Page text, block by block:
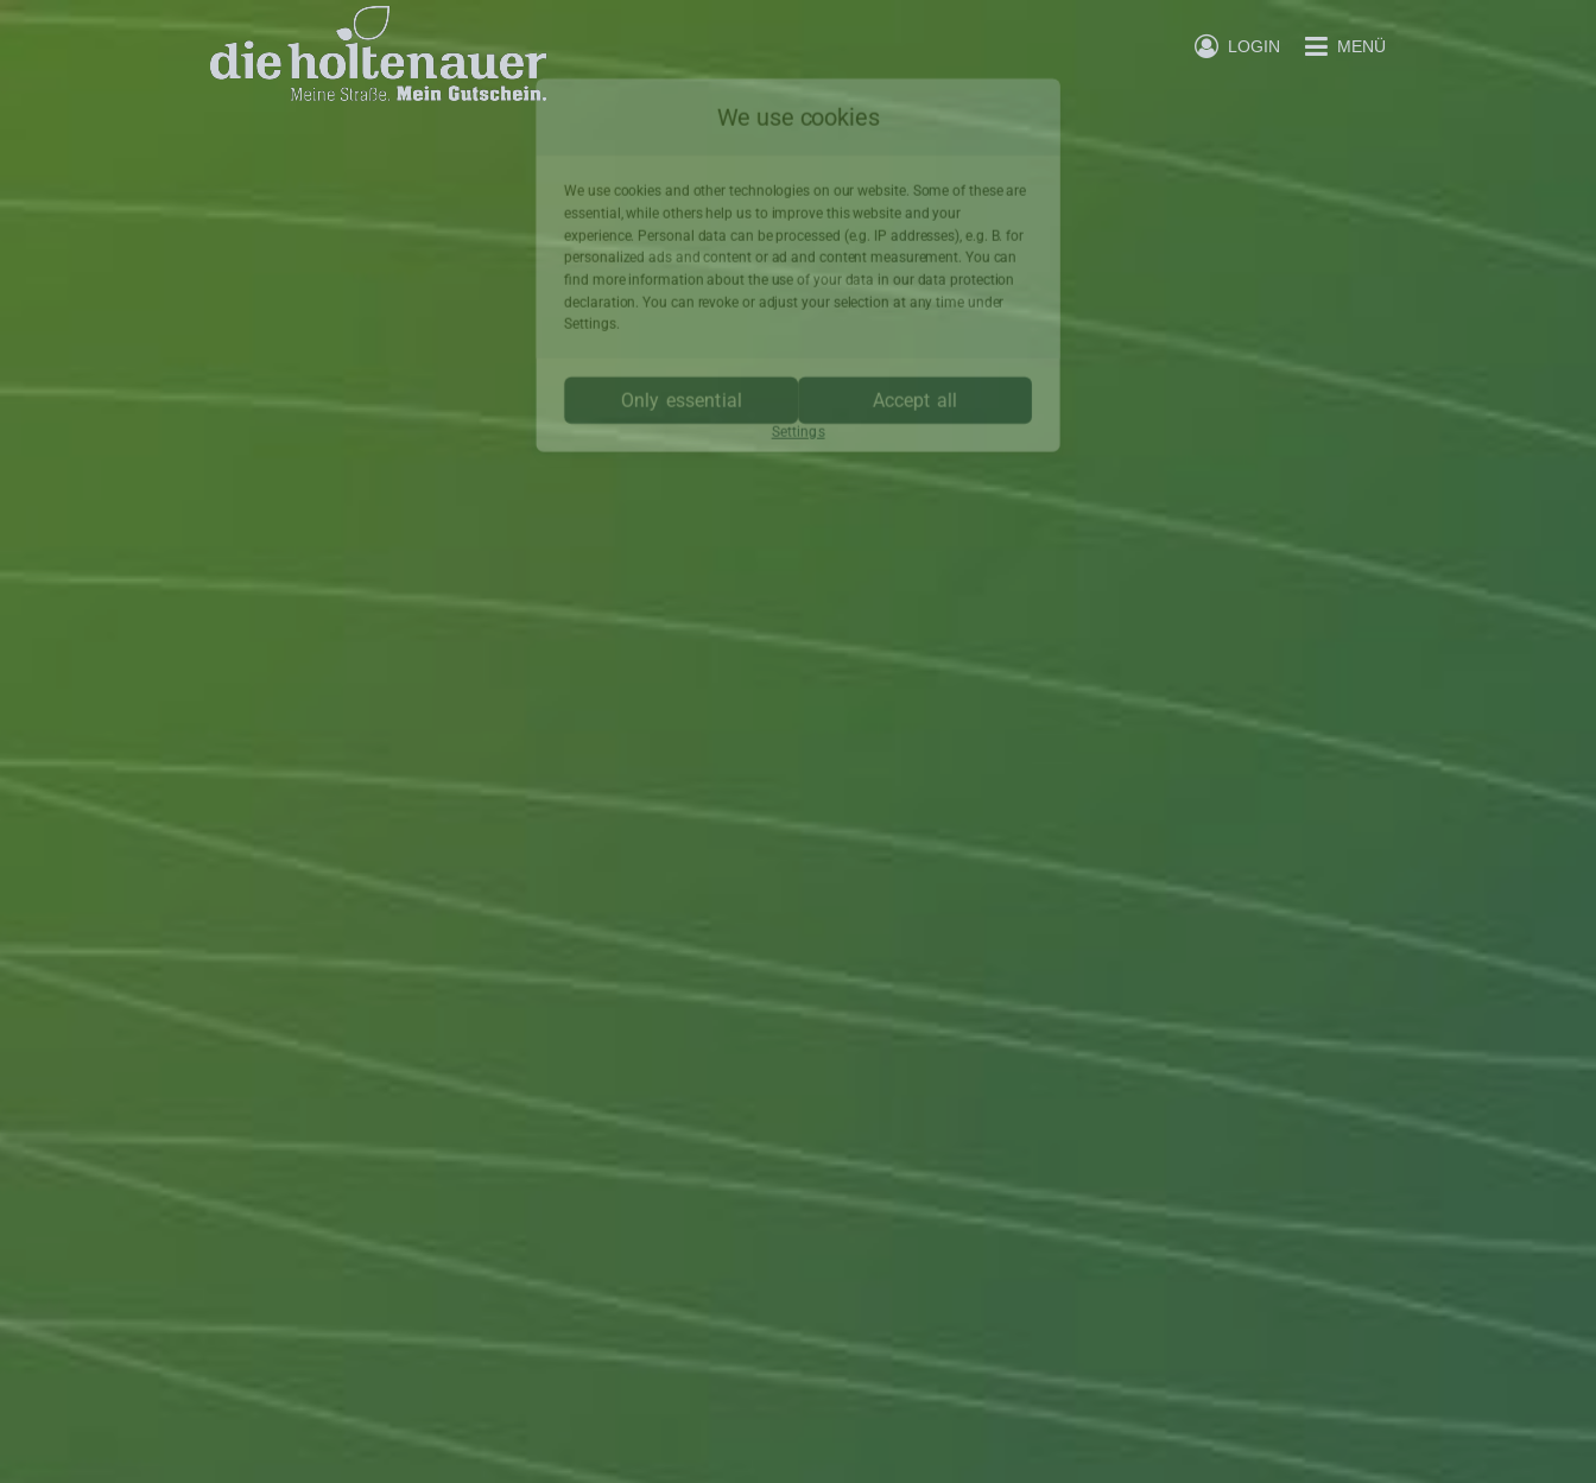
MENÜ
LOGIN
We use cookies
We use cookies and other technologies on our website. Some of these are
essential, while others help us to improve this website and your
experience. Personal data can be processed (e.g. IP addresses), e.g. B. for
personalized ads and content or ad and content measurement. You can
find more information about the use of your data in ourdata protection
declaration. You can revoke or adjust your selection at any time under
Settings.
Only essential Accept all
Settings